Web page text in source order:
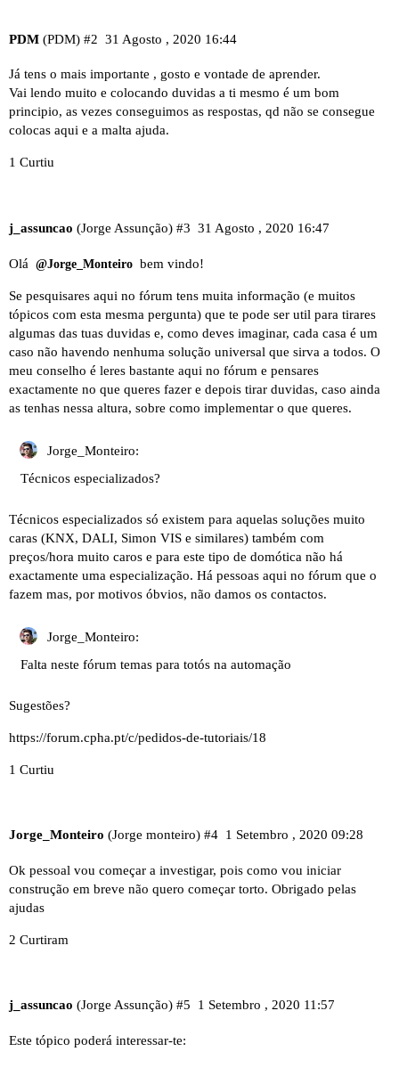
PDM (PDM) 31 Agosto , 2020 16:44
#2
Já tens o mais importante , gosto e vontade de aprender.
Vai lendo muito e colocando duvidas a ti mesmo é um bom
principio, as vezes conseguimos as respostas, qd não se consegue
colocas aqui e a malta ajuda.
1 Curtiu
j_assuncao (Jorge Assunção) 31 Agosto , 2020 16:47
#3
Olá @Jorge_Monteiro bem vindo!
Se pesquisares aqui no fórum tens muita informação (e muitos
tópicos com esta mesma pergunta) que te pode ser util para tirares
algumas das tuas duvidas e, como deves imaginar, cada casa é um
caso não havendo nenhuma solução universal que sirva a todos. O
meu conselho é leres bastante aqui no fórum e pensares
exactamente no que queres fazer e depois tirar duvidas, caso ainda
as tenhas nessa altura, sobre como implementar o que queres.
Jorge_Monteiro:
Técnicos especializados?
Técnicos especializados só existem para aquelas soluções muito
caras (KNX, DALI, Simon VIS e similares) também com
preços/hora muito caros e para este tipo de domótica não há
exactamente uma especialização. Há pessoas aqui no fórum que o
fazem mas, por motivos óbvios, não damos os contactos.
Jorge_Monteiro:
Falta neste fórum temas para totós na automação
Sugestões?
https://forum.cpha.pt/c/pedidos-de-tutoriais/18
1 Curtiu
Jorge_Monteiro (Jorge monteiro) 1 Setembro , 2020 09:28
#4
Ok pessoal vou começar a investigar, pois como vou iniciar
construção em breve não quero começar torto. Obrigado pelas
ajudas
2 Curtiram
j_assuncao (Jorge Assunção) 1 Setembro , 2020 11:57
#5
Este tópico poderá interessar-te: